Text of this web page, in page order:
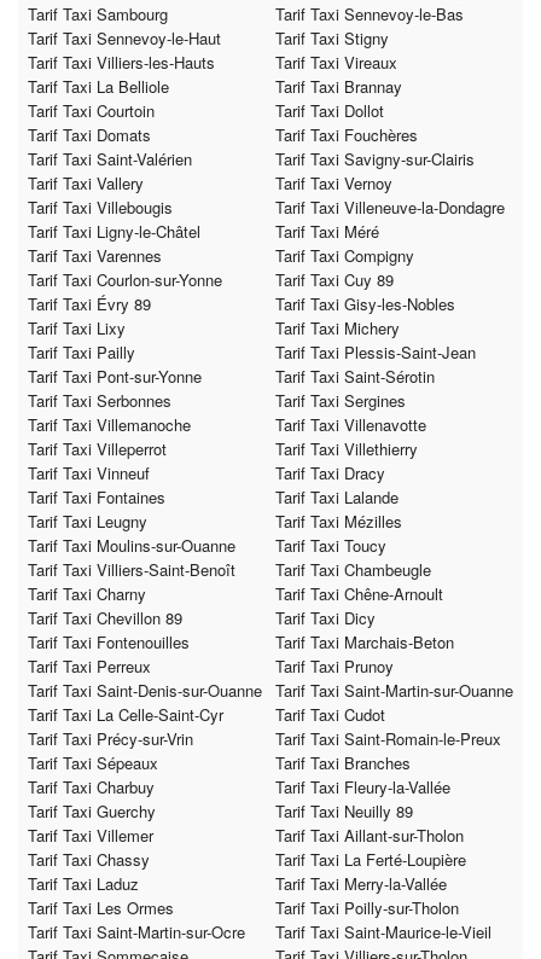
Tarif Taxi Sambourg
Tarif Taxi Sennevoy-le-Bas
Tarif Taxi Sennevoy-le-Haut
Tarif Taxi Stigny
Tarif Taxi Villiers-les-Hauts
Tarif Taxi Vireaux
Tarif Taxi La Belliole
Tarif Taxi Brannay
Tarif Taxi Courtoin
Tarif Taxi Dollot
Tarif Taxi Domats
Tarif Taxi Fouchères
Tarif Taxi Saint-Valérien
Tarif Taxi Savigny-sur-Clairis
Tarif Taxi Vallery
Tarif Taxi Vernoy
Tarif Taxi Villebougis
Tarif Taxi Villeneuve-la-Dondagre
Tarif Taxi Ligny-le-Châtel
Tarif Taxi Méré
Tarif Taxi Varennes
Tarif Taxi Compigny
Tarif Taxi Courlon-sur-Yonne
Tarif Taxi Cuy 89
Tarif Taxi Évry 89
Tarif Taxi Gisy-les-Nobles
Tarif Taxi Lixy
Tarif Taxi Michery
Tarif Taxi Pailly
Tarif Taxi Plessis-Saint-Jean
Tarif Taxi Pont-sur-Yonne
Tarif Taxi Saint-Sérotin
Tarif Taxi Serbonnes
Tarif Taxi Sergines
Tarif Taxi Villemanoche
Tarif Taxi Villenavotte
Tarif Taxi Villeperrot
Tarif Taxi Villethierry
Tarif Taxi Vinneuf
Tarif Taxi Dracy
Tarif Taxi Fontaines
Tarif Taxi Lalande
Tarif Taxi Leugny
Tarif Taxi Mézilles
Tarif Taxi Moulins-sur-Ouanne
Tarif Taxi Toucy
Tarif Taxi Villiers-Saint-Benoît
Tarif Taxi Chambeugle
Tarif Taxi Charny
Tarif Taxi Chêne-Arnoult
Tarif Taxi Chevillon 89
Tarif Taxi Dicy
Tarif Taxi Fontenouilles
Tarif Taxi Marchais-Beton
Tarif Taxi Perreux
Tarif Taxi Prunoy
Tarif Taxi Saint-Denis-sur-Ouanne Tarif Taxi Saint-Martin-sur-Ouanne
Tarif Taxi La Celle-Saint-Cyr
Tarif Taxi Cudot
Tarif Taxi Précy-sur-Vrin
Tarif Taxi Saint-Romain-le-Preux
Tarif Taxi Sépeaux
Tarif Taxi Branches
Tarif Taxi Charbuy
Tarif Taxi Fleury-la-Vallée
Tarif Taxi Guerchy
Tarif Taxi Neuilly 89
Tarif Taxi Villemer
Tarif Taxi Aillant-sur-Tholon
Tarif Taxi Chassy
Tarif Taxi La Ferté-Loupière
Tarif Taxi Laduz
Tarif Taxi Merry-la-Vallée
Tarif Taxi Les Ormes
Tarif Taxi Poilly-sur-Tholon
Tarif Taxi Saint-Martin-sur-Ocre
Tarif Taxi Saint-Maurice-le-Vieil